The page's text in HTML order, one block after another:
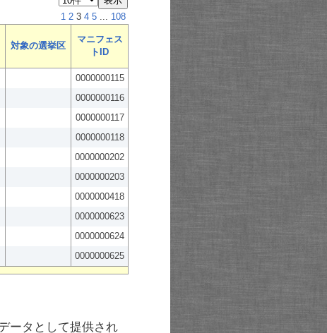
1 2 3 4 5 ... 108
対象の選挙区
マニフェス
トID
0000000115
0000000116
0000000117
0000000118
0000000202
0000000203
0000000418
0000000623
0000000624
0000000625
ータとして提供され